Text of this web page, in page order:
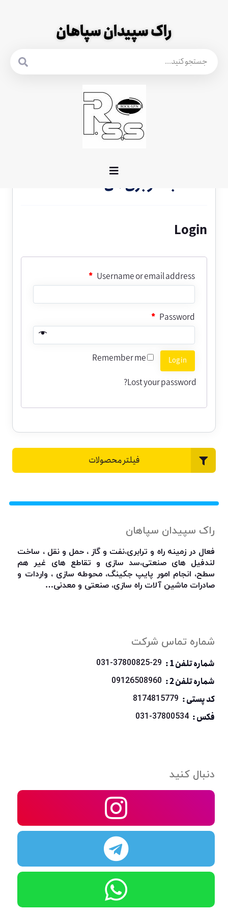
راک سپیدان سپاهان
حساب کاربری من
Login
Username or email address
*
Password
*
Remember me Log in
Lost your password?
فیلتر محصولات
راک سپیدان سپاهان
فعال در زمینه راه و ترابری،نفت و گاز ، حمل و نقل ، ساخت
لندفیل های صنعتی،سد سازی و تقاطع های غیر هم
سطح، انجام امور پایپ جکینگ، محوطه سازی ، واردات و
صادرات ماشین آلات راه سازی، صنعتی و معدنی…
شماره تماس شرکت
شماره تلفن 1 : 031-37800825-29
شماره تلفن 2 : 09126508960
کد پستی : 8174815779
فکس : 031-37800534
دنبال کنید